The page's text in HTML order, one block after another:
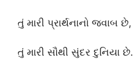
તું મારી પ્રાર્થનાનો જવાબ છે,
તું મારી સૌથી સુંદર દુનિયા છે.